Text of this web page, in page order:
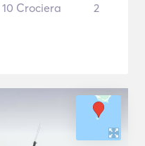
10 Crociera 2